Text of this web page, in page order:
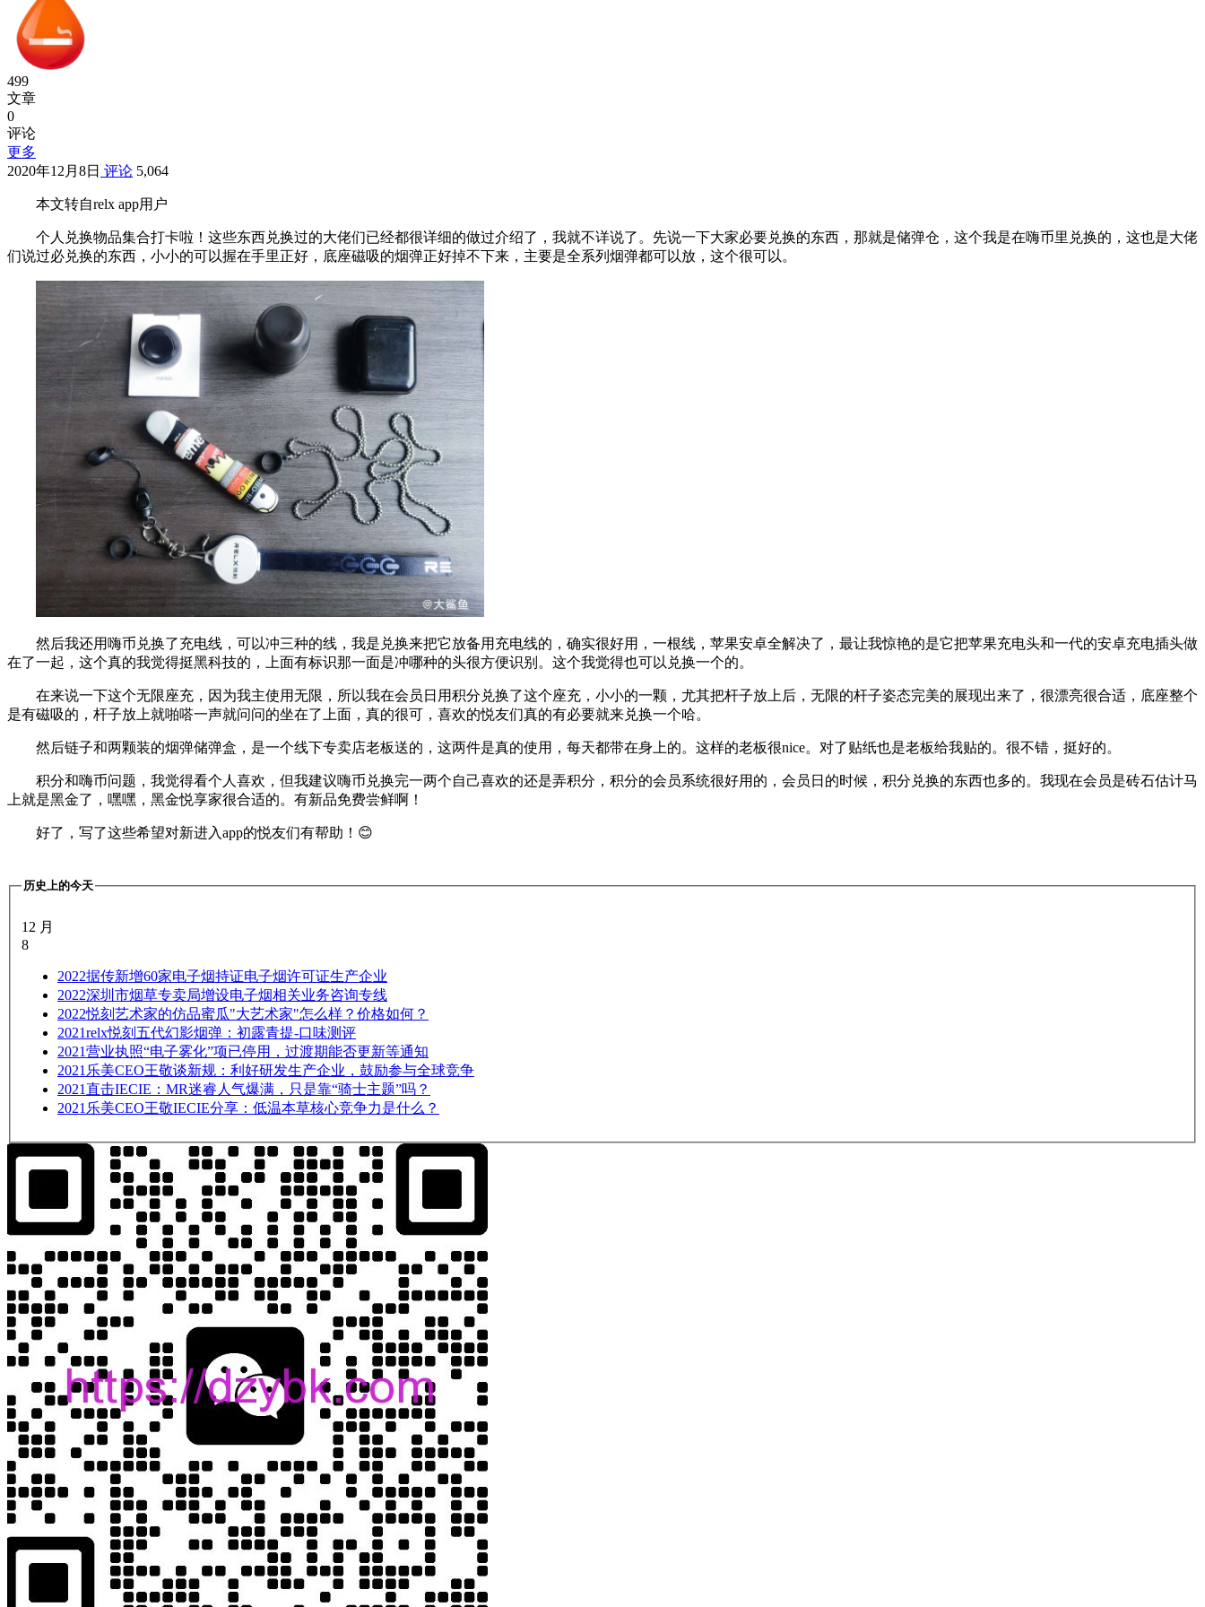
499
文章
0
评论
更多
2020年12月8日 评论 5,064
本文转自relx app用户
个人兑换物品集合打卡啦！这些东西兑换过的大佬们已经都很详细的做过介绍了，我就不详说了。先说一下大家必要兑换的东西，那就是储弹仓，这个我是在嗨币里兑换的，这也是大佬
们说过必兑换的东西，小小的可以握在手里正好，底座磁吸的烟弹正好掉不下来，主要是全系列烟弹都可以放，这个很可以。
然后我还用嗨币兑换了充电线，可以冲三种的线，我是兑换来把它放备用充电线的，确实很好用，一根线，苹果安卓全解决了，最让我惊艳的是它把苹果充电头和一代的安卓充电插头做
在了一起，这个真的我觉得挺黑科技的，上面有标识那一面是冲哪种的头很方便识别。这个我觉得也可以兑换一个的。
在来说一下这个无限座充，因为我主使用无限，所以我在会员日用积分兑换了这个座充，小小的一颗，尤其把杆子放上后，无限的杆子姿态完美的展现出来了，很漂亮很合适，底座整个
是有磁吸的，杆子放上就啪嗒一声就问问的坐在了上面，真的很可，喜欢的悦友们真的有必要就来兑换一个哈。
然后链子和两颗装的烟弹储弹盒，是一个线下专卖店老板送的，这两件是真的使用，每天都带在身上的。这样的老板很nice。对了贴纸也是老板给我贴的。很不错，挺好的。
积分和嗨币问题，我觉得看个人喜欢，但我建议嗨币兑换完一两个自己喜欢的还是弄积分，积分的会员系统很好用的，会员日的时候，积分兑换的东西也多的。我现在会员是砖石估计马
上就是黑金了，嘿嘿，黑金悦享家很合适的。有新品免费尝鲜啊！
好了，写了这些希望对新进入app的悦友们有帮助！😊
历史上的今天
12 月
8
2022据传新增60家电子烟持证电子烟许可证生产企业
2022深圳市烟草专卖局增设电子烟相关业务咨询专线
2022悦刻艺术家的仿品蜜瓜"大艺术家"怎么样？价格如何？
2021relx悦刻五代幻影烟弹：初露青提-口味测评
2021营业执照“电子雾化”项已停用，过渡期能否更新等通知
2021 乐美CEO王敬谈新规：利好研发生产企业，鼓励参与全球竞争
2021直击IECIE：MR迷睿人气爆满，只是靠“骑士主题”吗？
2021 乐美CEO王敬IECIE分享：低温本草核心竞争力是什么？